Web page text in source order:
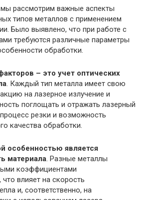
рассмотрим важные аспекты
типов металлов с применением
Было выявлено, что при работе с
требуются различные параметры
обработки.
– это учет оптических
. Каждый тип металла имеет свою
на лазерное излучение и
поглощать и отражать лазерный
резки и возможность
качества обработки.
особенностью является
материала. Разные металлы
коэффициентами
влияет на скорость
и, соответственно, на